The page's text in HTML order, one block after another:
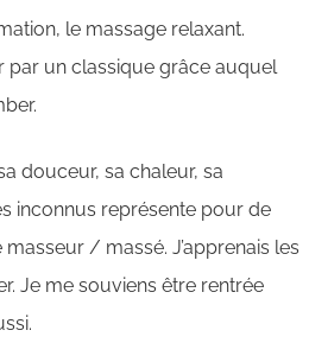
le massage relaxant.
par un classique grâce auquel
douceur, sa chaleur, sa
inconnus représente pour de
/ massé. J’apprenais les
Je me souviens être rentrée